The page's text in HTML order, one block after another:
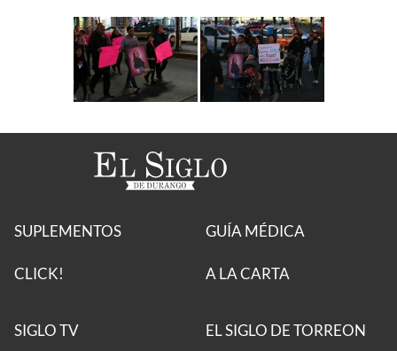
SUPLEMENTOS
CLICK!
GUÍA MÉDICA
A LA CARTA
SIGLO TV EL SIGLO DE TORREON